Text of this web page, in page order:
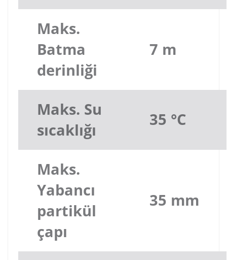
Maks.
Batma
derinliği
7 m
Maks. Su
sıcaklığı
35 °C
Maks.
Yabancı
partikül
çapı
35 mm